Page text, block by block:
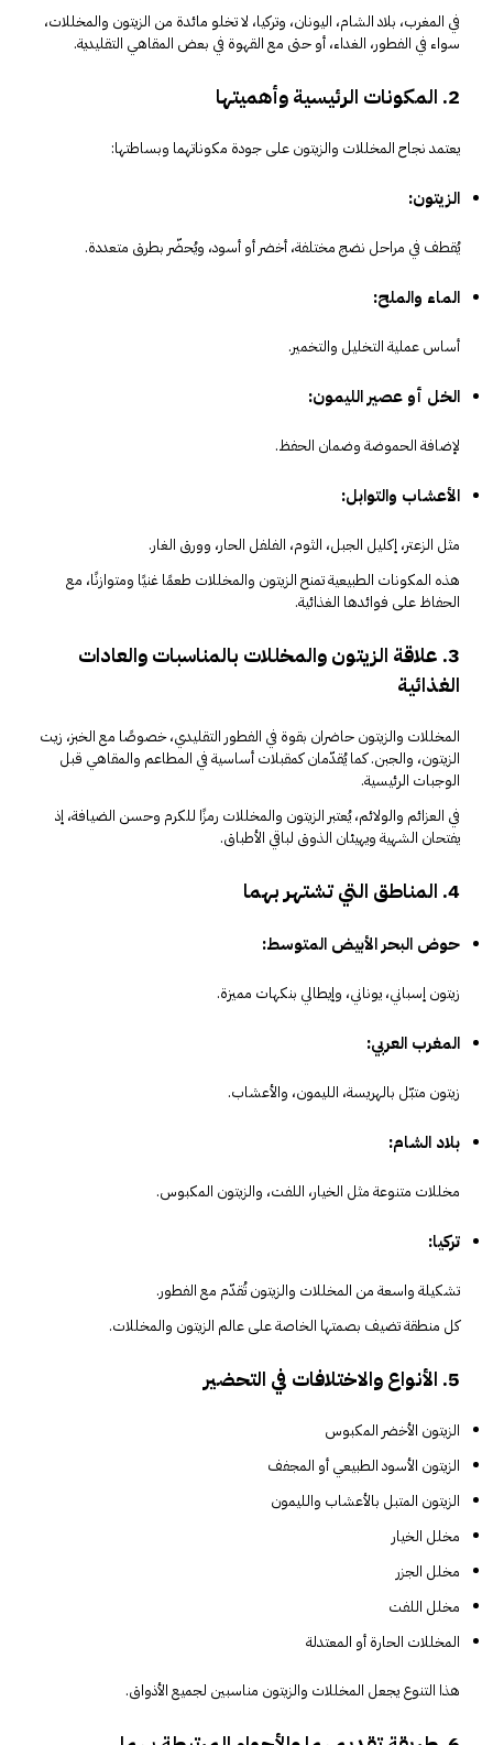
في المغرب، بلاد الشام، اليونان، وتركيا، لا تخلو مائدة من الزيتون والمخللات،
سواء في الفطور، الغداء، أو حتى مع القهوة في بعض المقاهي التقليدية.
2. المكونات الرئيسية وأهميتها
يعتمد نجاح المخللات والزيتون على جودة مكوناتهما وبساطتها:
الزيتون:
يُقطف في مراحل نضج مختلفة، أخضر أو أسود، ويُحضّر بطرق متعددة.
الماء والملح:
أساس عملية التخليل والتخمير.
الخل أو عصير الليمون:
لإضافة الحموضة وضمان الحفظ.
الأعشاب والتوابل:
مثل الزعتر، إكليل الجبل، الثوم، الفلفل الحار، وورق الغار.
هذه المكونات الطبيعية تمنح الزيتون والمخللات طعمًا غنيًا ومتوازنًا، مع
الحفاظ على فوائدها الغذائية.
3. علاقة الزيتون والمخللات بالمناسبات والعادات
الغذائية
المخللات والزيتون حاضران بقوة في الفطور التقليدي، خصوصًا مع الخبز، زيت
الزيتون، والجبن. كما يُقدّمان كمقبلات أساسية في المطاعم والمقاهي قبل
الوجبات الرئيسية.
في العزائم والولائم، يُعتبر الزيتون والمخللات رمزًا للكرم وحسن الضيافة، إذ
يفتحان الشهية ويهيئان الذوق لباقي الأطباق.
4. المناطق التي تشتهر بهما
حوض البحر الأبيض المتوسط:
زيتون إسباني، يوناني، وإيطالي بنكهات مميزة.
المغرب العربي:
زيتون متبّل بالهريسة، الليمون، والأعشاب.
بلاد الشام:
مخللات متنوعة مثل الخيار، اللفت، والزيتون المكبوس.
تركيا:
تشكيلة واسعة من المخللات والزيتون تُقدّم مع الفطور.
كل منطقة تضيف بصمتها الخاصة على عالم الزيتون والمخللات.
5. الأنواع والاختلافات في التحضير
الزيتون الأخضر المكبوس
الزيتون الأسود الطبيعي أو المجفف
الزيتون المتبل بالأعشاب والليمون
مخلل الخيار
مخلل الجزر
مخلل اللفت
المخللات الحارة أو المعتدلة
هذا التنوع يجعل المخللات والزيتون مناسبين لجميع الأذواق.